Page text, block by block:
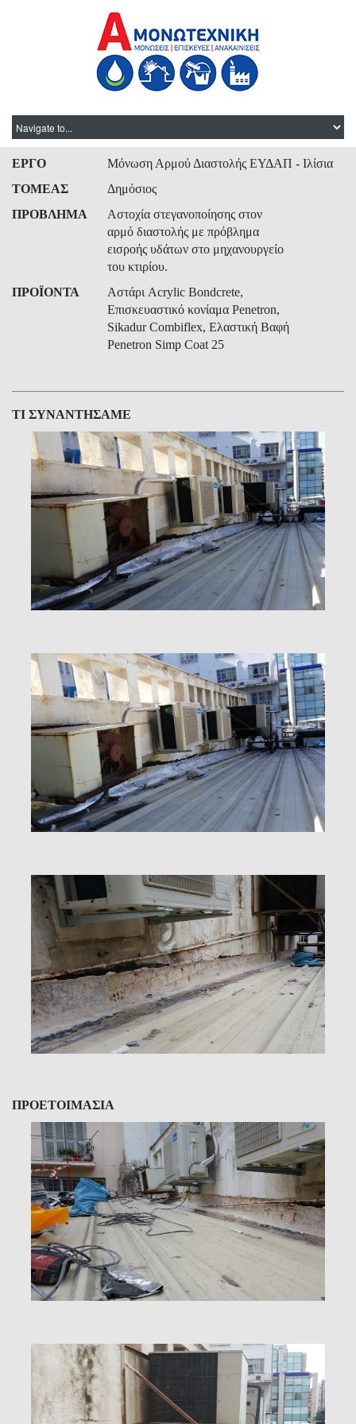
ΕΡΓΟ
Μόνωση Αρμού Διαστολής ΕΥΔΑΠ - Ιλίσια
ΤΟΜΕΑΣ
Δημόσιος
ΠΡΟΒΛΗΜΑ
Αστοχία στεγανοποίησης στον
αρμό διαστολής με πρόβλημα
εισροής υδάτων στο μηχανουργείο
του κτιρίου.
ΠΡΟΪΟΝΤΑ
Αστάρι Acrylic Bondcrete,
Επισκευαστικό κονίαμα Penetron,
Sikadur Combiflex, Ελαστική Βαφή
Penetron Simp Coat 25
ΤΙ ΣΥΝΑΝΤΗΣΑΜΕ
ΠΡΟΕΤΟΙΜΑΣΙΑ